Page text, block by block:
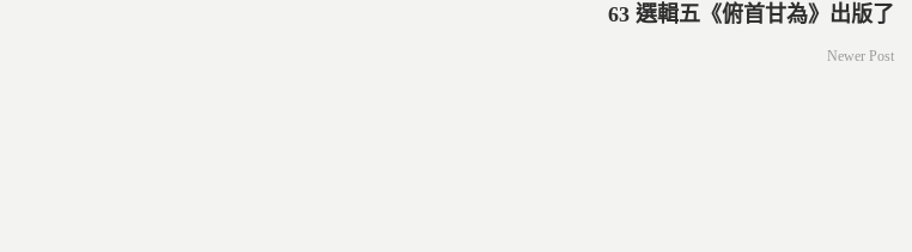
63 選輯五《俯首甘為》出版了
Newer Post